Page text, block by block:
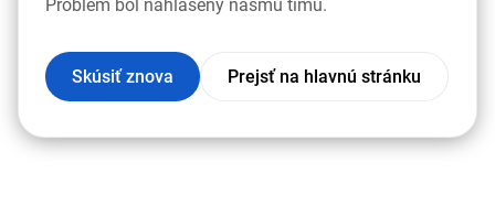
Problém bol nahlásený nášmu tímu.
Skúsiť znova Prejsť na hlavnú stránku